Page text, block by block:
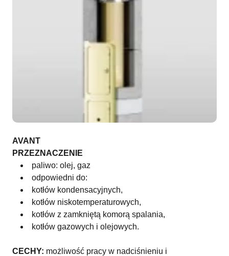
AVANT
PRZEZNACZENIE
paliwo: olej, gaz
odpowiedni do:
kotłów kondensacyjnych,
kotłów niskotemperaturowych,
kotłów z zamkniętą komorą spalania,
kotłów gazowych i olejowych.
CECHY: możliwość pracy w nadciśnieniu i